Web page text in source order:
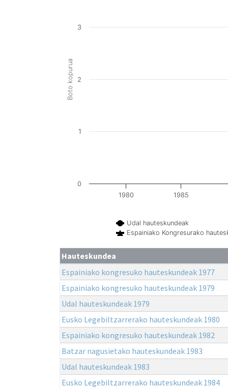
Boto kopurua
Udal hauteskundeak
Espainiako Kongresurako
1980 1985
0
1
2
3
Hauteskundea
Espainiako kongresuko hauteskundeak 1977
Espainiako kongresuko hauteskundeak 1979
Udal hauteskundeak 1979
Eusko Legebiltzarrerako hauteskundeak 1980
Espainiako kongresuko hauteskundeak 1982
Batzar nagusietako hauteskundeak 1983
Udal hauteskundeak 1983
Eusko Legebiltzarrerako hauteskundeak 1984